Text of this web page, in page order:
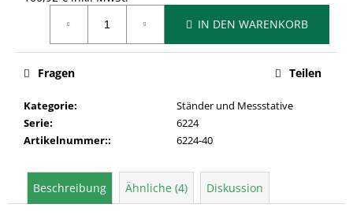
IN DEN WARENKORB
Kategorie:
Ständer und Messstative
Serie:
6224
Artikelnummer:: 6224-40
Fragen Teilen
Beschreibung Ähnliche (4) Diskussion